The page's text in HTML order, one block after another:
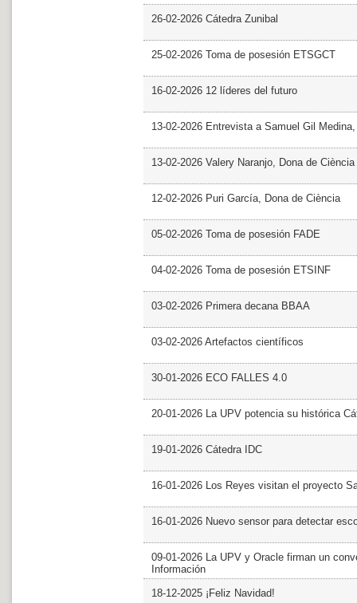
26-02-2026 Cátedra Zunibal
25-02-2026 Toma de posesión ETSGCT
16-02-2026 12 líderes del futuro
13-02-2026 Entrevista a Samuel Gil
13-02-2026 Valery Naranjo, Dona de Ciència
12-02-2026 Puri García, Dona de Ciència
05-02-2026 Toma de posesión FADE
04-02-2026 Toma de posesión ETSINF
03-02-2026 Primera decana BBAA
03-02-2026 Artefactos científicos
30-01-2026 ECO FALLES 4.0
20-01-2026 La UPV potencia su histórica
19-01-2026 Cátedra IDC
16-01-2026 Los Reyes visitan el proyecto
16-01-2026 Nuevo sensor para detectar
09-01-2026 La UPV y Oracle firman un
Información
18-12-2025 ¡Feliz Navidad!